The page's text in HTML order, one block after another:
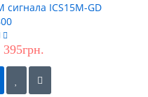
сигнала ICS15M-GD
395грн.